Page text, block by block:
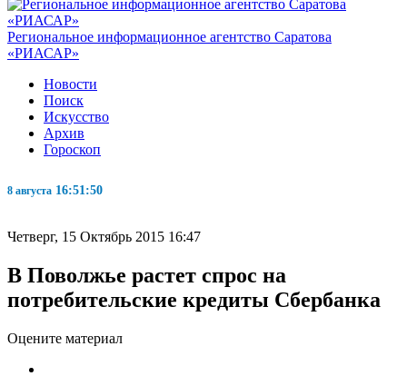
Региональное информационное агентство Саратова
«РИАСАР»
Новости
Поиск
Искусство
Архив
Гороскоп
8 августа 16:51:51
Четверг, 15 Октябрь 2015 16:47
В Поволжье растет спрос на
потребительские кредиты Сбербанка
Оцените материал